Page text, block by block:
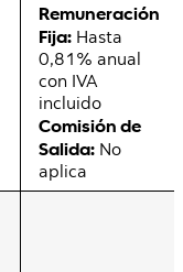
Remuneración
Fija: Hasta
0,81% anual
con IVA
incluido
Comisión de
Salida: No
aplica